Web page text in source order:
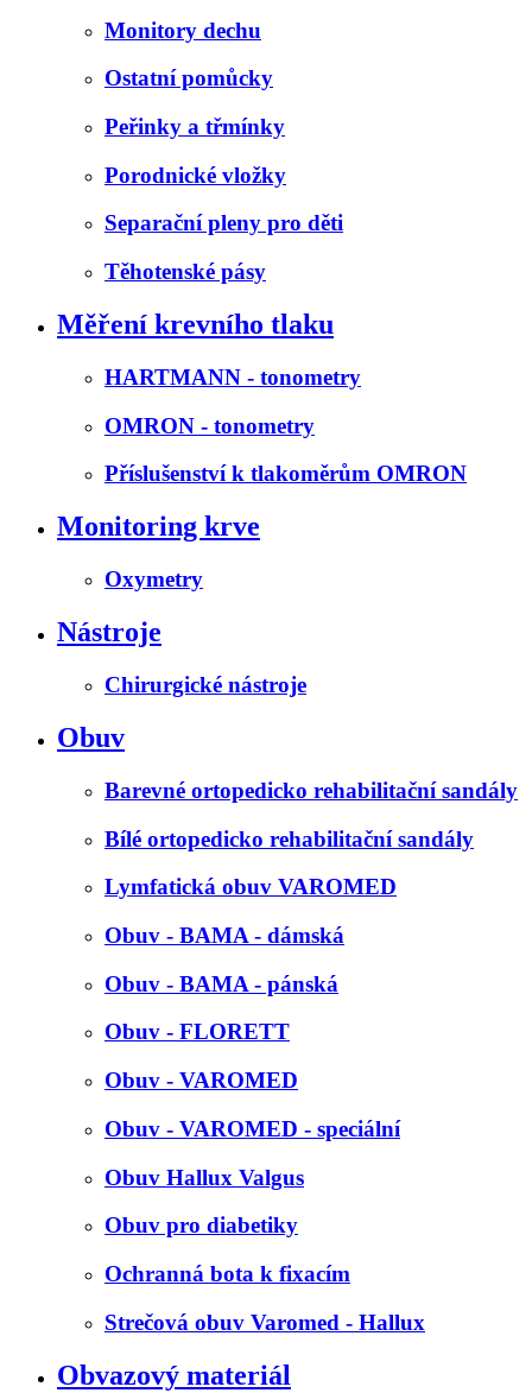
Monitory dechu
Ostatní pomůcky
Peřinky a třmínky
Porodnické vložky
Separační pleny pro děti
Těhotenské pásy
Měření krevního tlaku
HARTMANN - tonometry
OMRON - tonometry
Příslušenství k tlakoměrům OMRON
Monitoring krve
Oxymetry
Nástroje
Chirurgické nástroje
Obuv
Barevné ortopedicko rehabilitační sandály
Bílé ortopedicko rehabilitační sandály
Lymfatická obuv VAROMED
Obuv - BAMA - dámská
Obuv - BAMA - pánská
Obuv - FLORETT
Obuv - VAROMED
Obuv - VAROMED - speciální
Obuv Hallux Valgus
Obuv pro diabetiky
Ochranná bota k fixacím
Strečová obuv Varomed - Hallux
Obvazový materiál